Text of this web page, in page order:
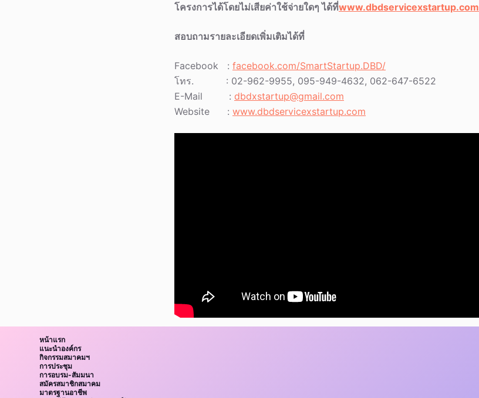
โครงการได้โดยไม่เสียค่าใช้จ่ายใดๆ ได้ที่www.dbdservicexstartup.com
สอบถามรายละเอียดเพิ่มเติมได้ที่
Facebook : facebook.com/SmartStartup.DBD/
โทร. : 02-962-9955, 095-949-4632, 062-647-6522
E-Mail : dbdxstartup@gmail.com
Website : www.dbdservicexstartup.com
หน้าแรก
แนะนำองค์กร
กิจกรรมสมาคมฯ
การประชุม
การอบรม-สัมมนา
สมัครสมาชิกสมาคม
มาตรฐานอาชีพ